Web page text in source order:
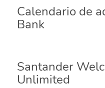
Calendario de
Bank
Santander
Unlimited